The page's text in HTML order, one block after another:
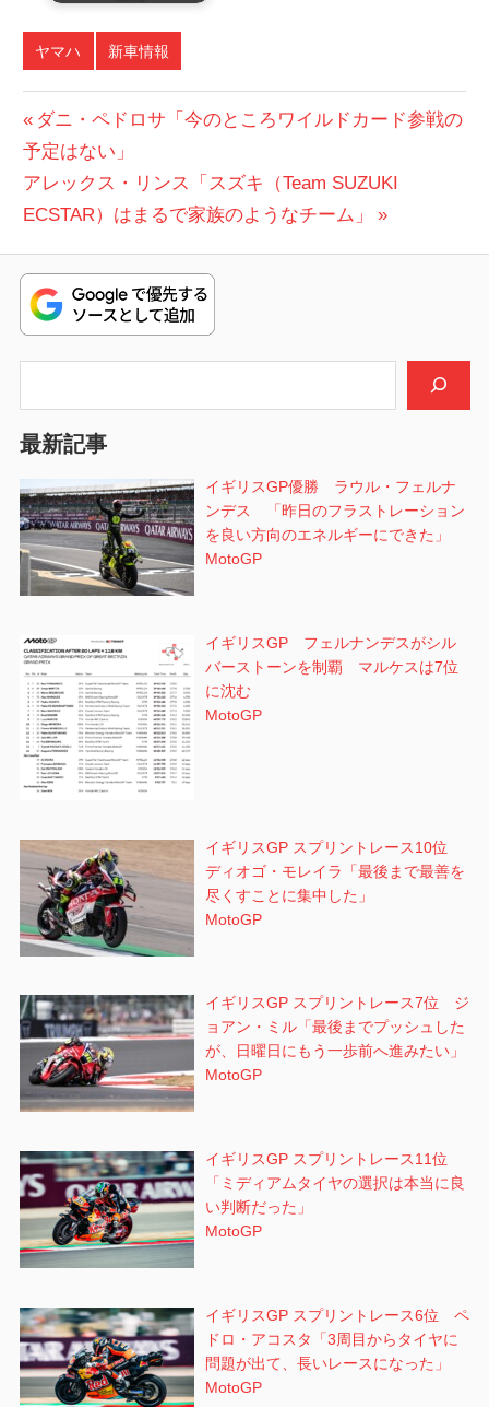
ヤマハ 新車情報
投
稿
ナ
ビ
ゲ
ー
ン
前
の
投
稿:
ダニ・ペドロサ「今のところワイルドカード参戦の
予定はない」
次
の
稿:
アレックス・リンス「スズキ（Team SUZUKI
ECSTAR）はまるで家族のようなチーム」
最新記事
イギリスGP優勝 ラウル・フェルナ
ンデス 「昨日のフラストレーション
を良い方向のエネルギーにできた」
MotoGP
イギリスGP フェルナンデスがシル
バーストーンを制覇 マルケスは7位
に沈む
MotoGP
イギリスGP スプリントレース10位
ディオゴ・モレイラ「最後まで最善を
尽くすことに集中した」
MotoGP
イギリスGP スプリントレース7位 ジ
ョアン・ミル「最後までプッシュした
が、日曜日にもう一歩前へ進みたい」
MotoGP
イギリスGP スプリントレース11位
「ミディアムタイヤの選択は本当に良
い判断だった」
MotoGP
イギリスGP スプリントレース6位 ペ
ドロ・アコスタ「3周目からタイヤに
問題が出て、長いレースになった」
MotoGP